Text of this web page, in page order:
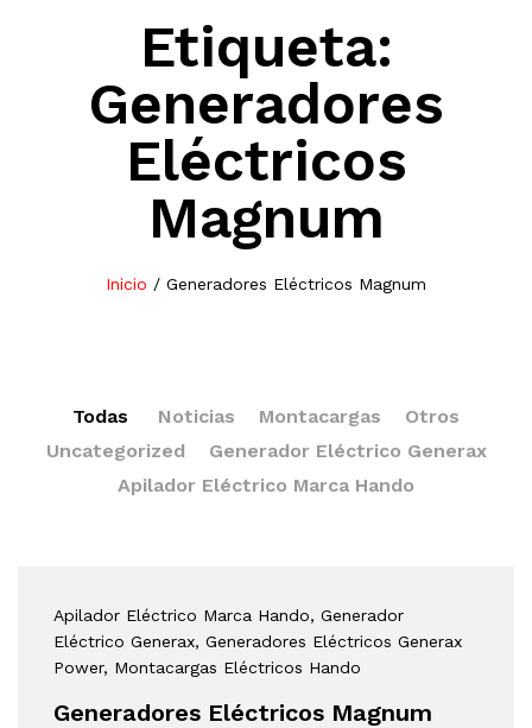
Etiqueta:
Generadores
Eléctricos
Magnum
Inicio / Generadores Eléctricos Magnum
Todas Noticias Montacargas
Otros
Uncategorized
Generador Eléctrico Generax
Apilador Eléctrico Marca Hando
Apilador Eléctrico Marca Hando, Generador
Eléctrico Generax, Generadores Eléctricos Generax
Power, Montacargas Eléctricos Hando
Generadores Eléctricos Magnum